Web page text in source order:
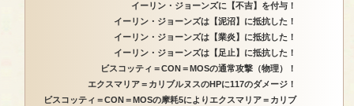
イーリン・ジョーンズに【不吉】を付与！
イーリン・ジョーンズは【泥沼】に抵抗した！
イーリン・ジョーンズは【業炎】に抵抗した！
イーリン・ジョーンズは【足止】に抵抗した！
ビスコッティ＝CON＝MOSの通常攻撃（物理）！
エクスマリア＝カリブルヌスのHPに117のダメージ！
ビスコッティ＝CON＝MOSの摩耗5によりエクスマリア＝カリブ